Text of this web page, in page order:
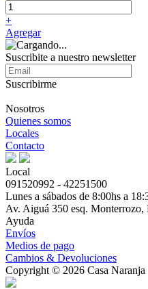
+
Agregar
Suscribite a nuestro newsletter
Suscribirme
Nosotros
Quienes somos
Locales
Contacto
Local
091520992 - 42251500
Lunes a sábados de 8:00hs a
Av. Aiguá 350 esq. Monterrozo,
Ayuda
Envíos
Medios de pago
Cambios & Devoluciones
Copyright © 2026 Casa Naranja